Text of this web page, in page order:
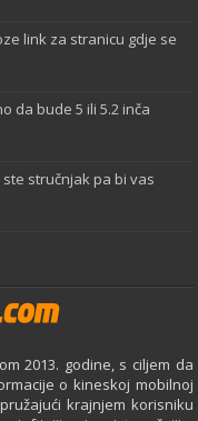
link za stranicu gdje se
da bude 5 ili 5.2 inča
stručnjak pa bi vas
2013. godine, s ciljem da
o kineskoj mobilnoj
krajnjem korisniku